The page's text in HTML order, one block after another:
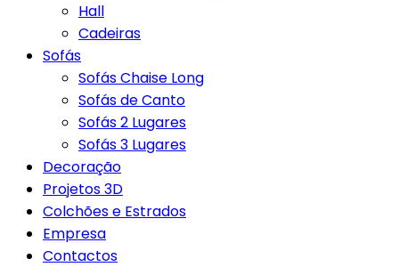
Hall
Cadeiras
Sofás
Sofás Chaise Long
Sofás de Canto
Sofás 2 Lugares
Sofás 3 Lugares
Decoração
Projetos 3D
Colchões e Estrados
Empresa
Contactos